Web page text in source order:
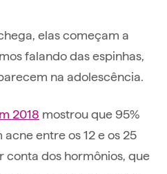
elas começam a
falando das espinhas,
na adolescência.
2018 mostrou que 95%
entre os 12 e os 25
conta dos hormônios, que